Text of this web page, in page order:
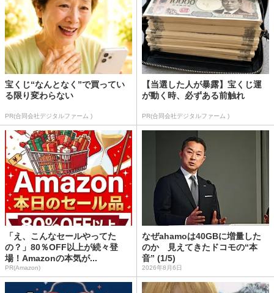
宝くじ“なんとなく”で買ってい
る限り変わらない
PR(合同会社デジタルファーム )
【当選した人が暴露】宝くじ運
が動く時、必ずある前触れ
PR(合同会社デジタルファーム )
「え、こんなセールやってた
の？」80％OFF以上が続々登
場！Amazonの本気が...
PR(Amazon)
なぜahamoは40GBに増量した
のか 見えてきたドコモの“本
音” (1/5)
2026年8月6日